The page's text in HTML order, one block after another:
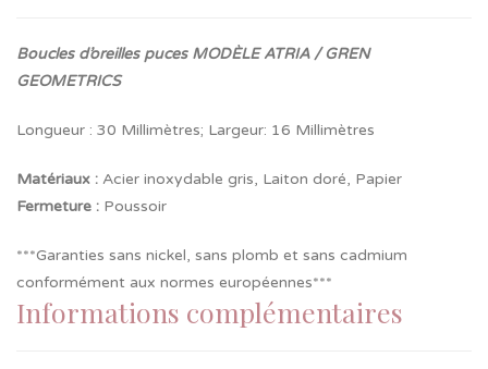
Boucles d’oreilles puces MODÈLE ATRIA / GREN
GEOMETRICS
Longueur : 30 Millimètres; Largeur: 16 Millimètres
Matériaux : Acier inoxydable gris, Laiton doré, Papier
Fermeture : Poussoir
***Garanties sans nickel, sans plomb et sans cadmium
conformément aux normes européennes***
Informations complémentaires